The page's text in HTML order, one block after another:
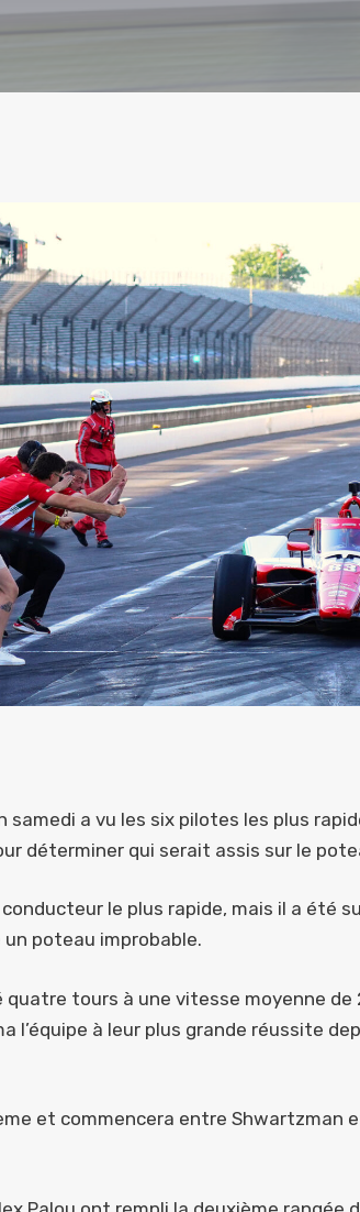
a vu les six pilotes les plus
déterminer qui serait assis sur le
le plus rapide, mais il a été
poteau improbable.
tours à une vitesse moyenne de
l’équipe à leur plus grande réussite
et commencera entre Shwartzman